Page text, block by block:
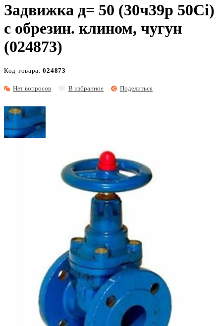
Задвижка д= 50 (30ч39р 50Ci)
с обрезин. клином, чугун
(024873)
Нет вопросов В избранное Поделиться
Код товара:024873